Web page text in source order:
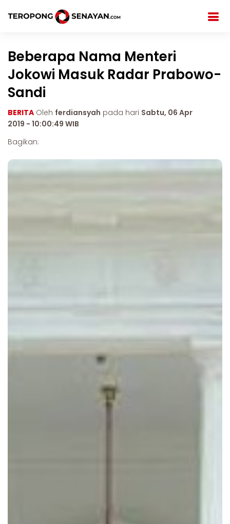
Beberapa Nama Menteri
Jokowi Masuk Radar Prabowo-
Sandi
BERITA Oleh ferdiansyah pada hari Sabtu, 06 Apr
2019 - 10:00:49 WIB
Bagikan: